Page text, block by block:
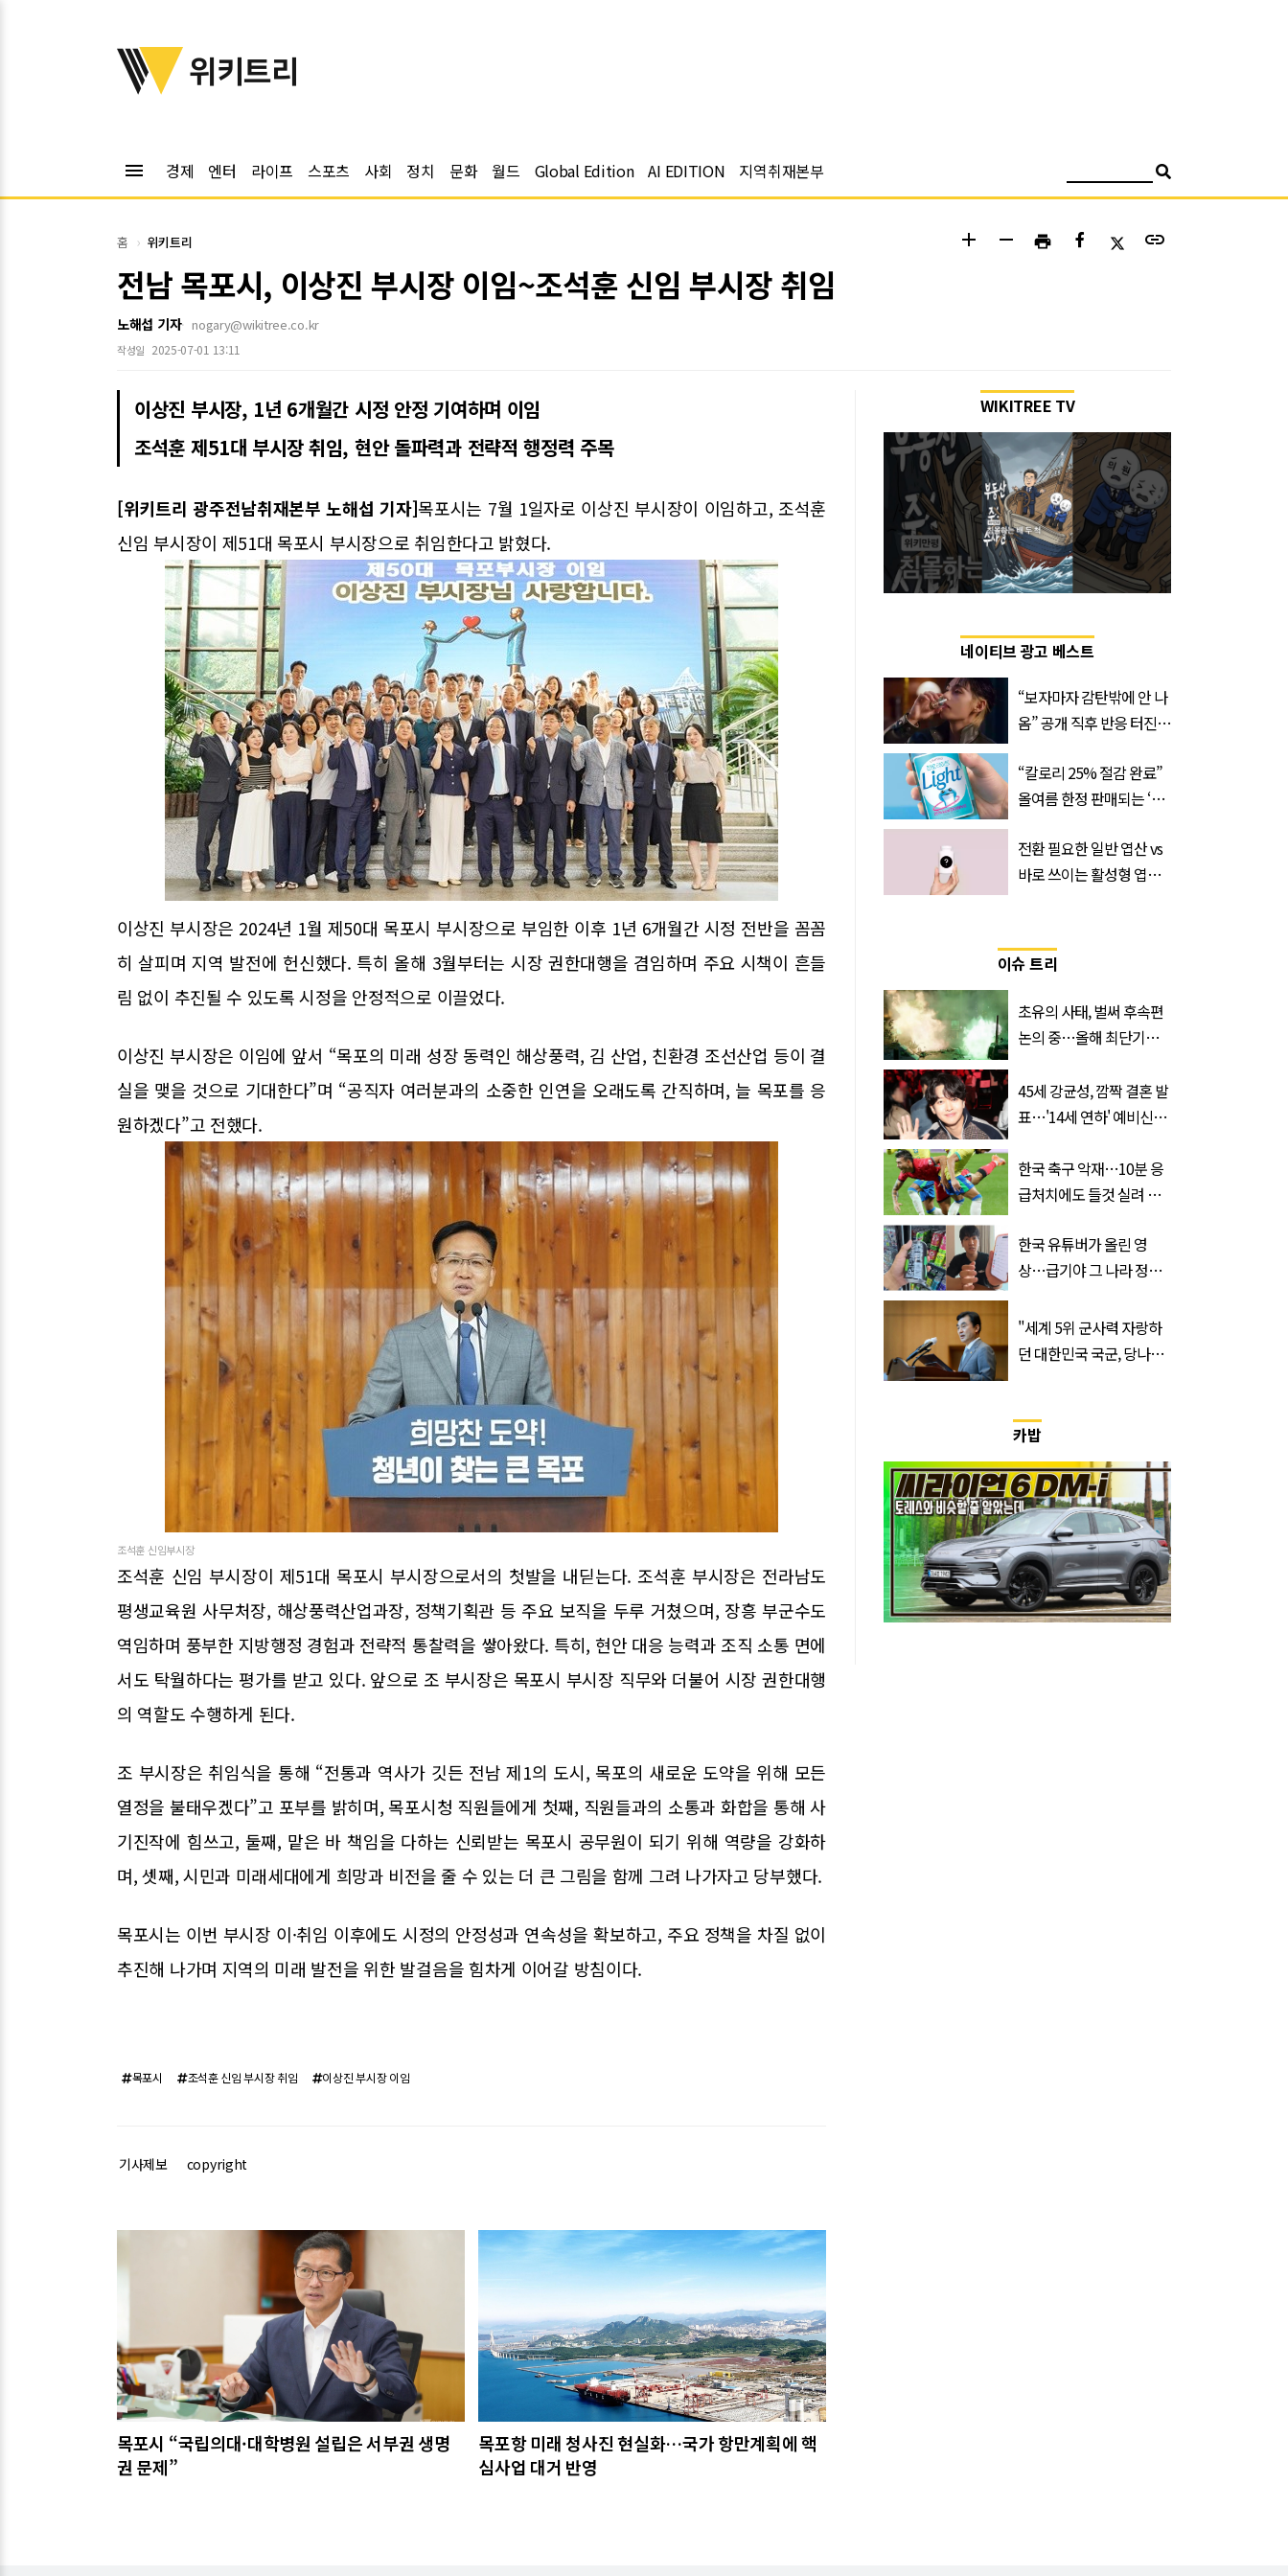
위키트리
위키트리
menu 경제 엔터 라이프 스포츠 사회 정치 문화 월드 Global Edition AI EDITION 지역취재본부
홈 위키트리 add remove print link
전남 목포시, 이상진 부시장 이임~조석훈 신임 부시장 취임
노해섭 기자 nogary@wikitree.co.kr
작성일 2025-07-01 13:11
이상진 부시장, 1년 6개월간 시정 안정 기여하며 이임
조석훈 제51대 부시장 취임, 현안 돌파력과 전략적 행정력 주목
[위키트리 광주전남취재본부 노해섭 기자]목포시는 7월 1일자로 이상진 부시장이 이임하고, 조석훈
신임 부시장이 제51대 목포시 부시장으로 취임한다고 밝혔다.
이상진 부시장은 2024년 1월 제50대 목포시 부시장으로 부임한 이후 1년 6개월간 시정 전반을 꼼꼼
히 살피며 지역 발전에 헌신했다. 특히 올해 3월부터는 시장 권한대행을 겸임하며 주요 시책이 흔들
림 없이 추진될 수 있도록 시정을 안정적으로 이끌었다.
이상진 부시장은 이임에 앞서 “목포의 미래 성장 동력인 해상풍력, 김 산업, 친환경 조선산업 등이 결
실을 맺을 것으로 기대한다”며 “공직자 여러분과의 소중한 인연을 오래도록 간직하며, 늘 목포를 응
원하겠다”고 전했다.
조석훈 신임부시장
조석훈 신임 부시장이 제51대 목포시 부시장으로서의 첫발을 내딛는다. 조석훈 부시장은 전라남도
평생교육원 사무처장, 해상풍력산업과장, 정책기획관 등 주요 보직을 두루 거쳤으며, 장흥 부군수도
역임하며 풍부한 지방행정 경험과 전략적 통찰력을 쌓아왔다. 특히, 현안 대응 능력과 조직 소통 면에
서도 탁월하다는 평가를 받고 있다. 앞으로 조 부시장은 목포시 부시장 직무와 더불어 시장 권한대행
의 역할도 수행하게 된다.
조 부시장은 취임식을 통해 “전통과 역사가 깃든 전남 제1의 도시, 목포의 새로운 도약을 위해 모든
열정을 불태우겠다”고 포부를 밝히며, 목포시청 직원들에게 첫째, 직원들과의 소통과 화합을 통해 사
기진작에 힘쓰고, 둘째, 맡은 바 책임을 다하는 신뢰받는 목포시 공무원이 되기 위해 역량을 강화하
며, 셋째, 시민과 미래세대에게 희망과 비전을 줄 수 있는 더 큰 그림을 함께 그려 나가자고 당부했다.
목포시는 이번 부시장 이·취임 이후에도 시정의 안정성과 연속성을 확보하고, 주요 정책을 차질 없이
추진해 나가며 지역의 미래 발전을 위한 발걸음을 힘차게 이어갈 방침이다.
목포시 조석훈 신임 부시장 취임 이상진 부시장 이임
기사제보 copyright
관련기사
목포시 “국립의대·대학병원 설립은 서부권 생명
권 문제”
목포항 미래 청사진 현실화…국가 항만계획에 핵
심사업 대거 반영
WIKITREE TV
네이티브 광고 베스트
“보자마자 감탄밖에 안 나
옴” 공개 직후 반응 터진
“칼로리 25% 절감 완료”
올여름 한정 판매되는 ‘최
전환 필요한 일반 엽산 vs
바로 쓰이는 활성형 엽
이슈 트리
초유의 사태, 벌써 후속편
논의 중…올해 최단기간
정체
45세 강균성, 깜짝 결혼 발
표…'14세 연하' 예비신부
한국 축구 악재…10분 응
급처치에도 들것 실려 이
한국 유튜버가 올린 영
상…급기야 그 나라 정부
"세계 5위 군사력 자랑하
던 대한민국 국군, 당나라
카밥